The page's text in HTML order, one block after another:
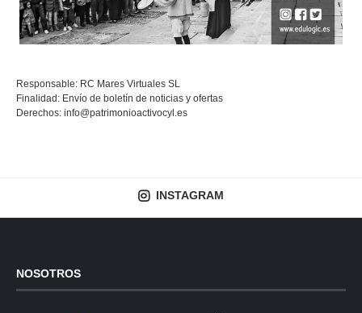
Responsable: RC Mares Virtuales SL
Finalidad: Envío de boletín de noticias y ofertas
Derechos: info@patrimonioactivocyl.es
INSTAGRAM
NOSOTROS